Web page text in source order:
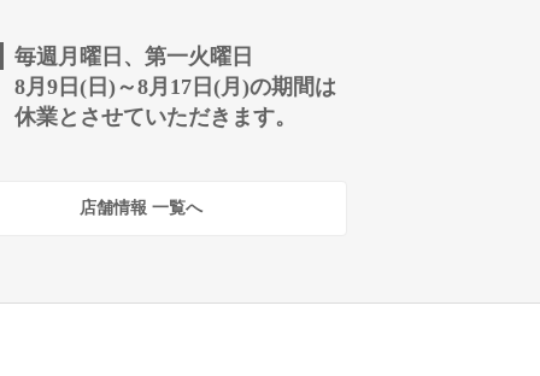
毎週月曜日、第一火曜日
8月9日(日)～8月17日(月)の期間は
休業とさせていただきます。
店舗情報 一覧へ